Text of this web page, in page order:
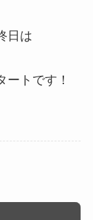
日は
トです！